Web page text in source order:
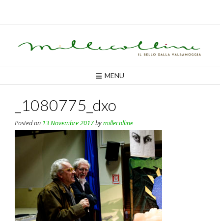
MENU
_1080775_dxo
Posted on 13 Novembre 2017bymillecolline